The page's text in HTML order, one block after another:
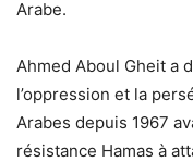
Arabe.
Ahmed Aboul Gheit a
l’oppression et la
Arabes depuis 1967
résistance Hamas à